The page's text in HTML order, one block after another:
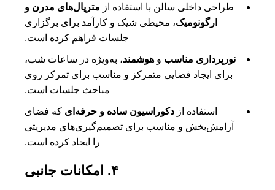
طراحی داخلی سالن با استفاده از متریال‌های مدرن و
ارگونومیک، محیطی شیک و کارآمد برای برگزاری
جلسات فراهم کرده است.
نورپردازی مناسب و هوشمند، به‌ویژه در ساعات شب،
برای ایجاد فضایی متمرکز و مناسب برای تمرکز روی
مباحث جلسات است.
استفاده از دکوراسیون ساده و حرفه‌ای که فضای
آرامش‌بخش و مناسب برای تصمیم‌گیری‌های مدیریتی
را ایجاد کرده است.
۴. امکانات جانبی